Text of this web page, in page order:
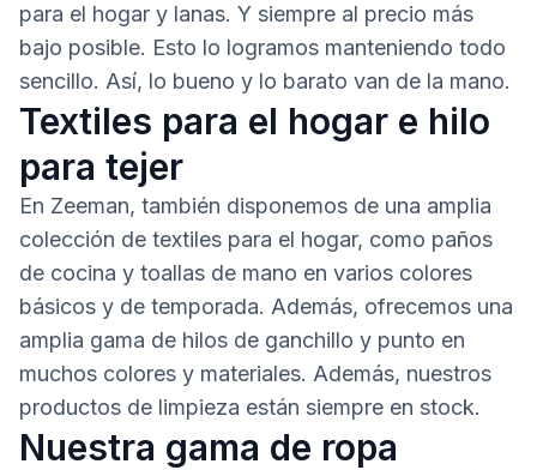
para el hogar y lanas. Y siempre al precio más
bajo posible. Esto lo logramos manteniendo todo
sencillo. Así, lo bueno y lo barato van de la mano.
Textiles para el hogar e hilo
para tejer
En Zeeman, también disponemos de una amplia
colección de textiles para el hogar, como paños
de cocina y toallas de mano en varios colores
básicos y de temporada. Además, ofrecemos una
amplia gama de hilos de ganchillo y punto en
muchos colores y materiales. Además, nuestros
productos de limpieza están siempre en stock.
Nuestra gama de ropa